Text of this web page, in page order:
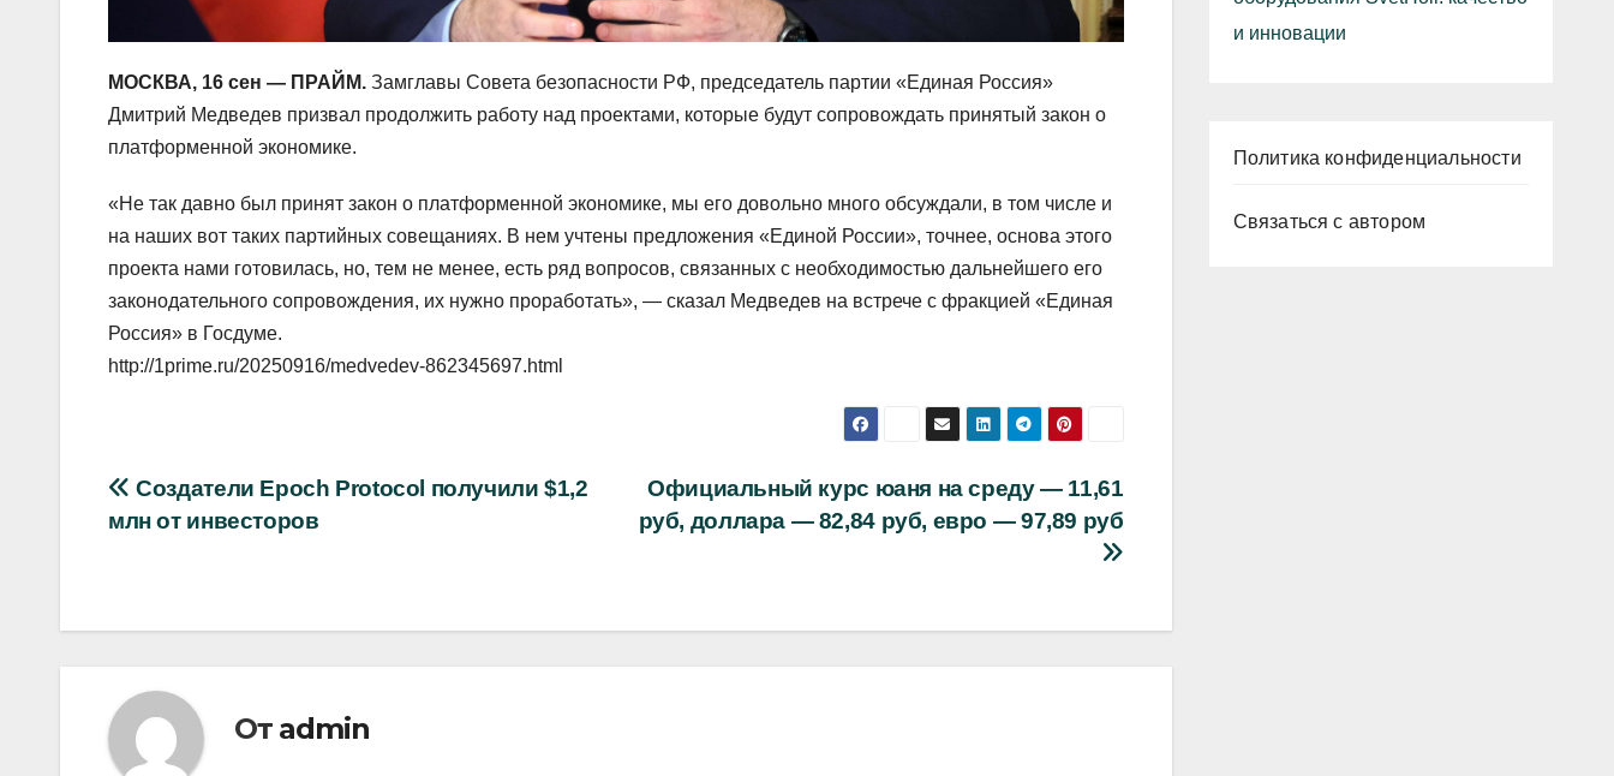
МОСКВА, 16 сен — ПРАЙМ. Замглавы Совета безопасности РФ, председатель партии «Единая Россия»
Дмитрий Медведев призвал продолжить работу над проектами, которые будут сопровождать принятый закон о
платформенной экономике.
«Не так давно был принят закон о платформенной экономике, мы его довольно много обсуждали, в том числе и
на наших вот таких партийных совещаниях. В нем учтены предложения «Единой России», точнее, основа этого
проекта нами готовилась, но, тем не менее, есть ряд вопросов, связанных с необходимостью дальнейшего его
законодательного сопровождения, их нужно проработать», — сказал Медведев на встрече с фракцией «Единая
Россия» в Госдуме.
http://1prime.ru/20250916/medvedev-862345697.html
Навигация
Официальный курс юаня на среду — 11,61
руб, доллара — 82,84 руб, евро — 97,89 руб
Создатели Epoch Protocol получили $1,2
млн от инвесторов
От admin
и инновации
Политика конфиденциальности
Связаться с автором